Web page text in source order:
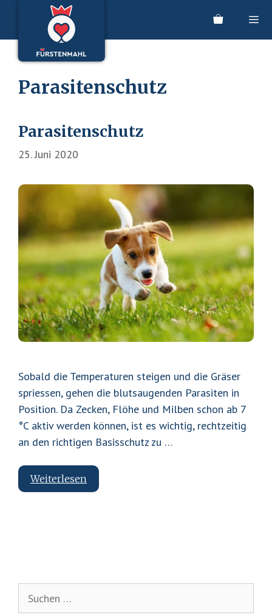
springen
Parasitenschutz
Parasitenschutz
25. Juni 2020
Sobald die Temperaturen steigen und die Gräser
spriessen, gehen die blutsaugenden Parasiten in
Position. Da Zecken, Flöhe und Milben schon ab 7
°C aktiv werden können, ist es wichtig, rechtzeitig
an den richtigen Basisschutz zu …
Weiterlesen
nach: